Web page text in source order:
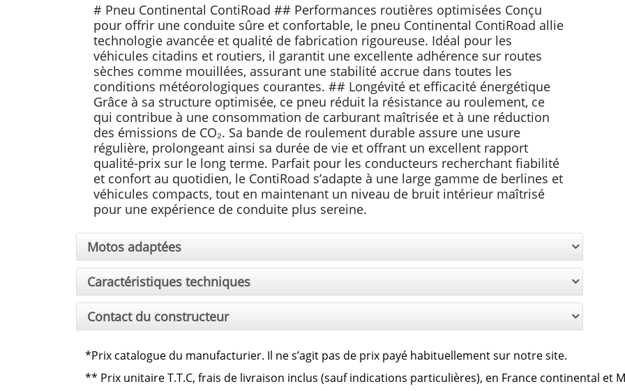
# Pneu Continental ContiRoad ## Performances routières optimisées Conçu
pour offrir une conduite sûre et confortable, le pneu Continental ContiRoad allie
technologie avancée et qualité de fabrication rigoureuse. Idéal pour les
véhicules citadins et routiers, il garantit une excellente adhérence sur routes
sèches comme mouillées, assurant une stabilité accrue dans toutes les
conditions météorologiques courantes. ## Longévité et efficacité énergétique
Grâce à sa structure optimisée, ce pneu réduit la résistance au roulement, ce
qui contribue à une consommation de carburant maîtrisée et à une réduction
des émissions de CO₂. Sa bande de roulement durable assure une usure
régulière, prolongeant ainsi sa durée de vie et offrant un excellent rapport
qualité-prix sur le long terme. Parfait pour les conducteurs recherchant fiabilité
et confort au quotidien, le ContiRoad s’adapte à une large gamme de berlines et
véhicules compacts, tout en maintenant un niveau de bruit intérieur maîtrisé
pour une expérience de conduite plus sereine.
Motos adaptées
Caractéristiques techniques
Contact du constructeur
*Prix catalogue du manufacturier. Il ne s’agit pas de prix payé habituellement sur notre site.
** Prix unitaire T.T.C, frais de livraison inclus (sauf indications particulières), en France continental et